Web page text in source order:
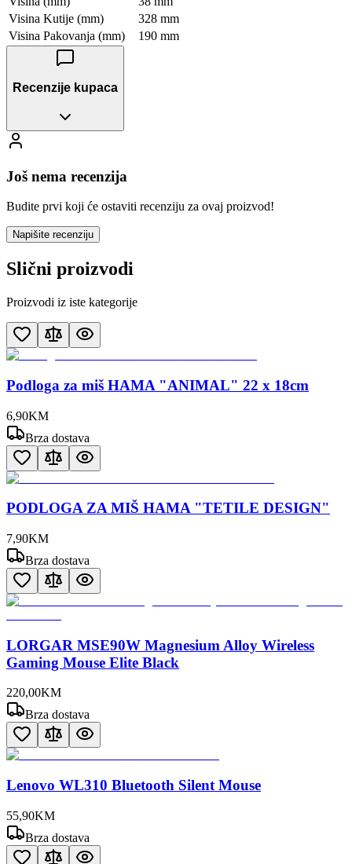
Visina Kutije (mm)
328 mm
Visina Pakovanja (mm)
190 mm
Recenzije kupaca
Još nema recenzija
Budite prvi koji će ostaviti recenziju za ovaj proizvod!
Napišite recenziju
Slični proizvodi
Proizvodi iz iste kategorije
Podloga za miš HAMA "ANIMAL" 22 x 18cm
6,90KM
Brza dostava
PODLOGA ZA MIŠ HAMA "TETILE DESIGN"
7,90KM
Brza dostava
LORGAR MSE90W Magnesium Alloy Wireless
Gaming Mouse Elite Black
220,00KM
Brza dostava
Lenovo WL310 Bluetooth Silent Mouse
55,90KM
Brza dostava